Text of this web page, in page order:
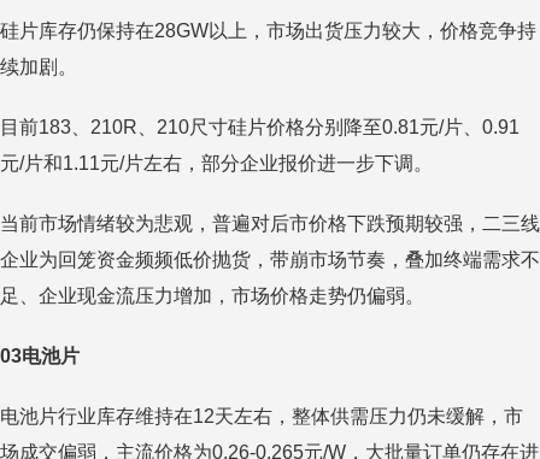
硅片库存仍保持在28GW以上，市场出货压力较大，价格竞争持
续加剧。
目前183、210R、210尺寸硅片价格分别降至0.81元/片、0.91
元/片和1.11元/片左右，部分企业报价进一步下调。
当前市场情绪较为悲观，普遍对后市价格下跌预期较强，二三线
企业为回笼资金频频低价抛货，带崩市场节奏，叠加终端需求不
足、企业现金流压力增加，市场价格走势仍偏弱。
03电池片
电池片行业库存维持在12天左右，整体供需压力仍未缓解，市
场成交偏弱，主流价格为0.26-0.265元/W，大批量订单仍存在进